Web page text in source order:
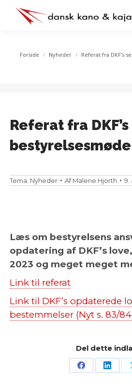
You are here:
Forside Nyheder Referat fra DKF’s
Referat fra
Tema: Nyheder AfMalene Hjorth 9.
Læs om bestyrelsens
opdatering af DKF’s
2023 og meget meget
Link til referat
Link til DKF’s opdaterede
bestemmelser (Nyt s. 83/84
Del dette